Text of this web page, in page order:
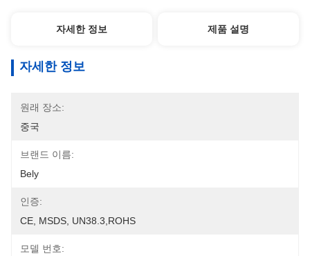
자세한 정보 제품 설명
자세한 정보
원래 장소:
중국
브랜드 이름:
Bely
인증:
CE, MSDS, UN38.3,ROHS
모델 번호: